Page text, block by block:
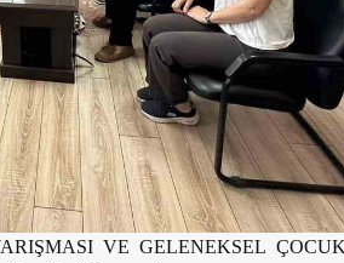
VE GELENEKSEL